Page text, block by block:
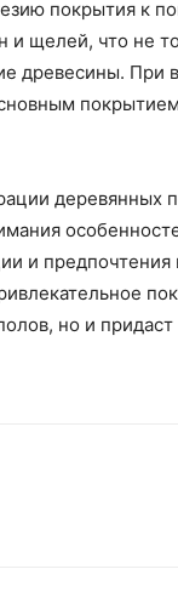
покрытия к
и щелей, что не
древесины. При
деревянных
и
но и